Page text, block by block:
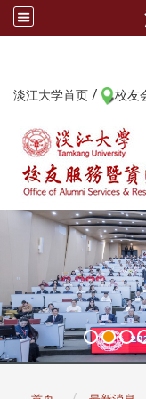
淡江大学首页 / 校友